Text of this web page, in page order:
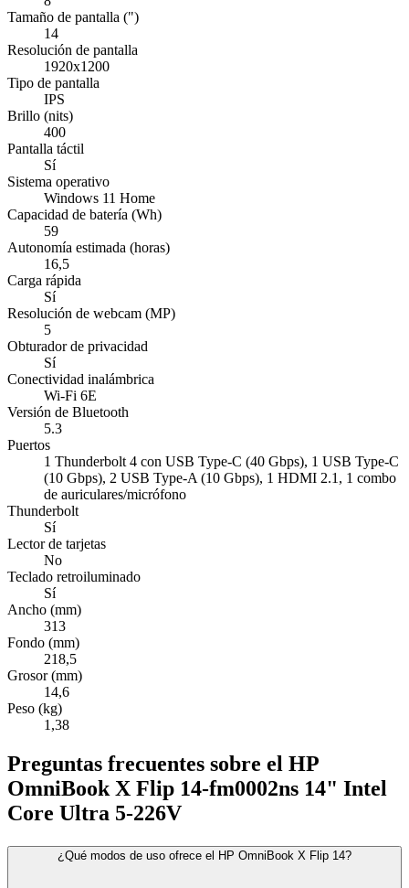
Tamaño de pantalla (")
14
Resolución de pantalla
1920x1200
Tipo de pantalla
IPS
Brillo (nits)
400
Pantalla táctil
Sí
Sistema operativo
Windows 11 Home
Capacidad de batería (Wh)
59
Autonomía estimada (horas)
16,5
Carga rápida
Sí
Resolución de webcam (MP)
5
Obturador de privacidad
Sí
Conectividad inalámbrica
Wi-Fi 6E
Versión de Bluetooth
5.3
Puertos
1 Thunderbolt 4 con USB Type-C (40 Gbps), 1 USB Type-C
(10 Gbps), 2 USB Type-A (10 Gbps), 1 HDMI 2.1, 1 combo
de auriculares/micrófono
Thunderbolt
Sí
Lector de tarjetas
No
Teclado retroiluminado
Sí
Ancho (mm)
313
Fondo (mm)
218,5
Grosor (mm)
14,6
Peso (kg)
1,38
Preguntas frecuentes sobre el HP
OmniBook X Flip 14-fm0002ns 14" Intel
Core Ultra 5-226V
¿Qué modos de uso ofrece el HP OmniBook X Flip 14?